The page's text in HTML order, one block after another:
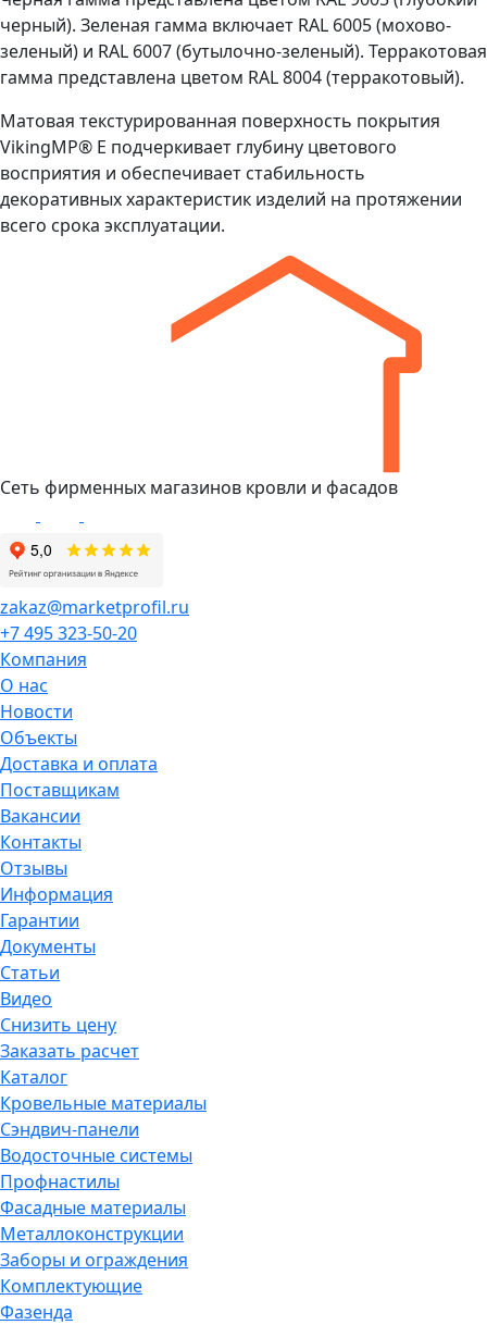
черный). Зеленая гамма включает RAL 6005 (мохово-
зеленый) и RAL 6007 (бутылочно-зеленый). Терракотовая
гамма представлена цветом RAL 8004 (терракотовый).
Матовая текстурированная поверхность покрытия
VikingMP® E подчеркивает глубину цветового
восприятия и обеспечивает стабильность
декоративных характеристик изделий на протяжении
всего срока эксплуатации.
Сеть фирменных магазинов кровли и фасадов
zakaz@marketprofil.ru
+7 495 323-50-20
Компания
О нас
Новости
Объекты
Доставка и оплата
Поставщикам
Вакансии
Контакты
Отзывы
Информация
Гарантии
Документы
Статьи
Видео
Снизить цену
Заказать расчет
Каталог
Кровельные материалы
Сэндвич-панели
Водосточные системы
Профнастилы
Фасадные материалы
Металлоконструкции
Заборы и ограждения
Комплектующие
Фазенда